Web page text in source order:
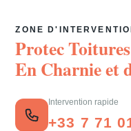
ZONE
Protec
En Charnieet
Intervention rapide
+33 7 71